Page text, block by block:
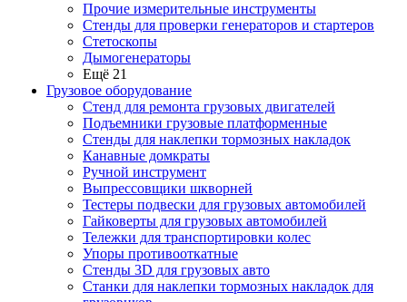
Прочие измерительные инструменты
Стенды для проверки генераторов и стартеров
Стетоскопы
Дымогенераторы
Ещё 21
Грузовое оборудование
Стенд для ремонта грузовых двигателей
Подъемники грузовые платформенные
Стенды для наклепки тормозных накладок
Канавные домкраты
Ручной инструмент
Выпрессовщики шкворней
Тестеры подвески для грузовых автомобилей
Гайковерты для грузовых автомобилей
Тележки для транспортировки колес
Упоры противооткатные
Стенды 3D для грузовых авто
Станки для наклепки тормозных накладок для